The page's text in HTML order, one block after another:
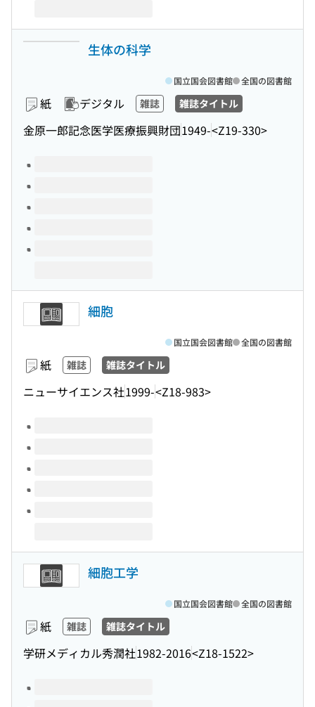
生体の科学
紙 デジタル 雑誌 雑誌タイトル
金原一郎記念医学医療振興財団1949-<Z19-330>
国立国会図書館 全国の図書館
このタイトルの巻号
細胞
紙 雑誌 雑誌タイトル
ニューサイエンス社1999-<Z18-983>
国立国会図書館 全国の図書館
このタイトルの巻号
細胞工学
紙 雑誌 雑誌タイトル
学研メディカル秀潤社1982-2016<Z18-1522>
国立国会図書館 全国の図書館
このタイトルの巻号